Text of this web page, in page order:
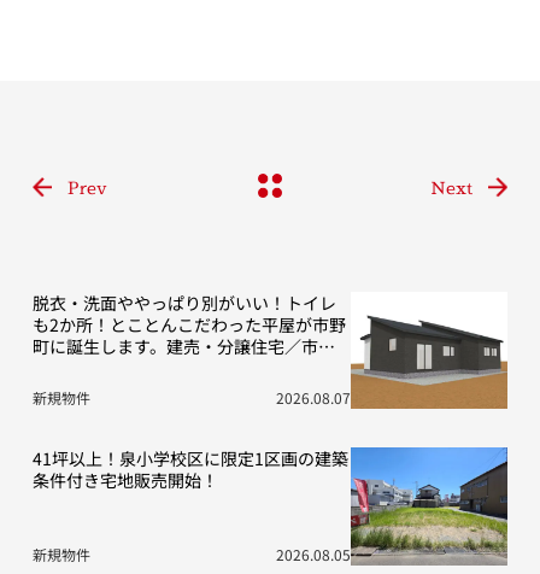
Prev Next
脱衣・洗面ややっぱり別がいい！トイレ
も2か所！とことんこだわった平屋が市野
町に誕生します。建売・分譲住宅／市野
新規物件 2026.08.07
41坪以上！泉小学校区に限定1区画の建築
条件付き宅地販売開始！
新規物件 2026.08.05